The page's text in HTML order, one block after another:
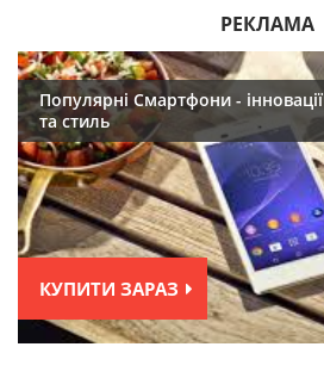
РЕКЛАМА
Популярні Смартфони - інновації
та стиль
КУПИТИ ЗАРАЗ